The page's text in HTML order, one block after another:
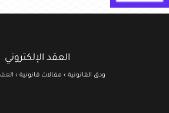
العقد الإلكتروني
ودق القانونية › مقالات قانونية ›